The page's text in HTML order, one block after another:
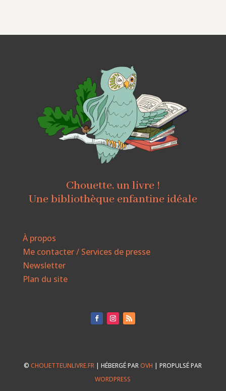
Chouette, un livre !
Une bibliothèque enfantine idéale
À propos
Me contacter / Services de presse
Newsletter
Plan du site
©CHOUETTEUNLIVRE.FR | HÉBERGÉ PAROVH | PROPULSÉ PAR
WORDPRESS